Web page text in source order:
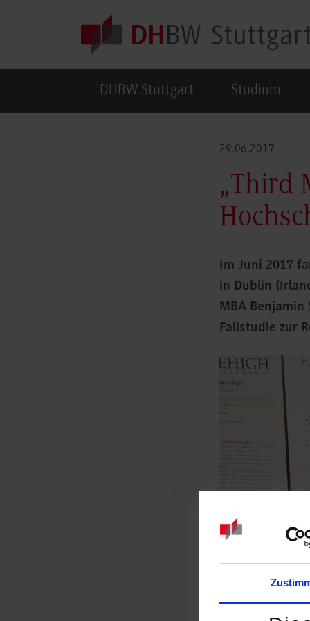
DHBW Stuttgart Studium
29.06.2017
„Third
Im Juni 2017
in Dublin
MBA
Fallstudie zur